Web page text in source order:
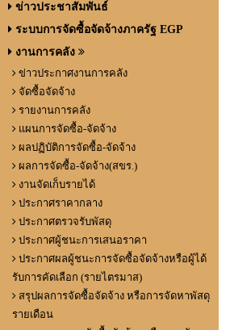
ข่าวประชาสัมพันธ์
ระบบการจัดซื้อจัดจ้างภาครัฐ EGP
งานการคลัง
ข่าวประกาศงานการคลัง
จัดซื้อจัดจ้าง
รายงานการคลัง
แผนการจัดซื้อ-จัดจ้าง
ผลปฏิบัติการจัดซื้อ-จัดจ้าง
ผลการจัดซื้อ-จัดจ้าง(สขร.)
งานจัดเก็บรายได้
ประกาศราคากลาง
ประกาศตรวจรับพัสดุ
ประกาศผู้ชนะการเสนอราคา
ประกาศผลผู้ชนะการจัดซื้อจัดจ้างหรือผู้ได้
รับการคัดเลือก (รายไตรมาส)
สรุปผลการจัดซื้อจัดจ้าง หรือการจัดหาพัสดุ
รายเดือน